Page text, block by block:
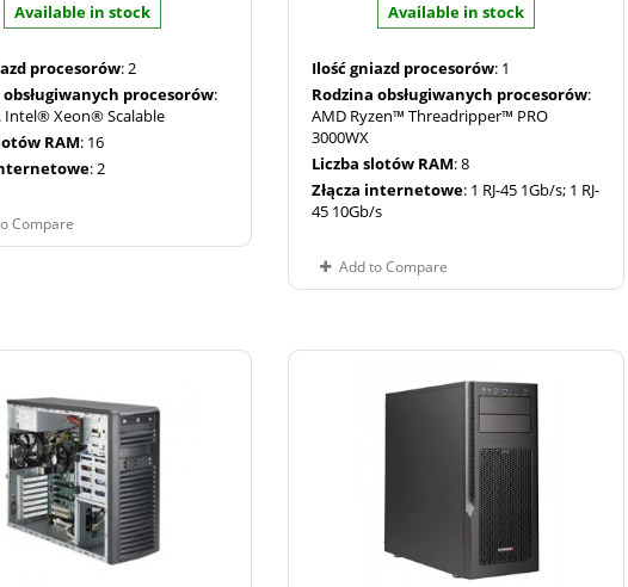
Available in stock
procesorów: 2
obsługiwanych procesorów:
Intel® Xeon® Scalable
RAM: 16
: 2
Compare
Available in stock
Ilość gniazd procesorów: 1
Rodzina obsługiwanych procesorów:
AMD Ryzen™ Threadripper™ PRO
3000WX
Liczba slotów RAM: 8
Złącza internetowe: 1 RJ-45 1Gb/s; 1 RJ-
45 10Gb/s
Add to Compare